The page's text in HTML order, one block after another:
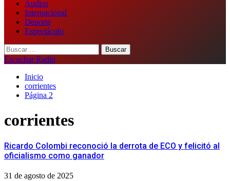
Audios
Internacional
Deporte
Espectáculo
Buscar:
Escuchar Radio
Inicio
corrientes
Página 2
corrientes
Ricardo Colombi reconoció la derrota de ECO y felicitó al
oficialismo como ganador
31 de agosto de 2025